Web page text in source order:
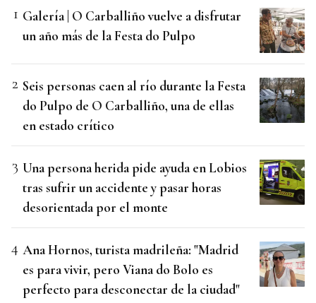
Galería | O Carballiño vuelve a disfrutar
un año más de la Festa do Pulpo
Seis personas caen al río durante la Festa
do Pulpo de O Carballiño, una de ellas
en estado crítico
Una persona herida pide ayuda en Lobios
tras sufrir un accidente y pasar horas
desorientada por el monte
Ana Hornos, turista madrileña: "Madrid
es para vivir, pero Viana do Bolo es
perfecto para desconectar de la ciudad"